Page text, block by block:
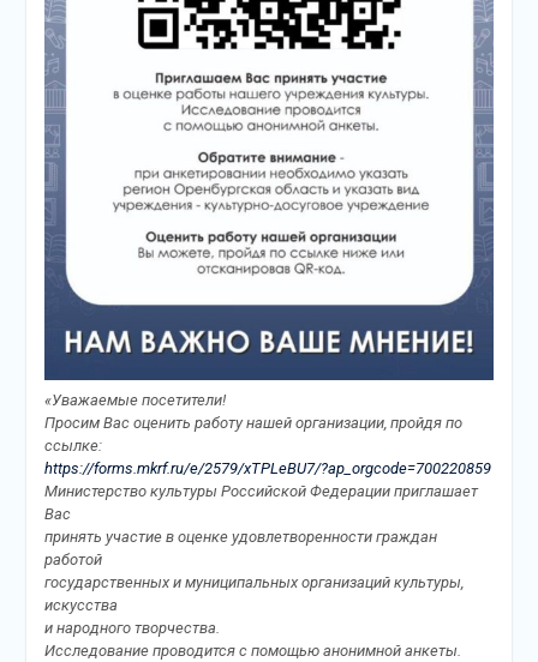
«Уважаемые посетители!
Просим Вас оценить работу нашей организации, пройдя по
ссылке:
https://forms.mkrf.ru/e/2579/xTPLeBU7/?ap_orgcode=700220859
Министерство культуры Российской Федерации приглашает
Вас
принять участие в оценке удовлетворенности граждан
работой
государственных и муниципальных организаций культуры,
искусства
и народного творчества.
Исследование проводится с помощью анонимной анкеты.